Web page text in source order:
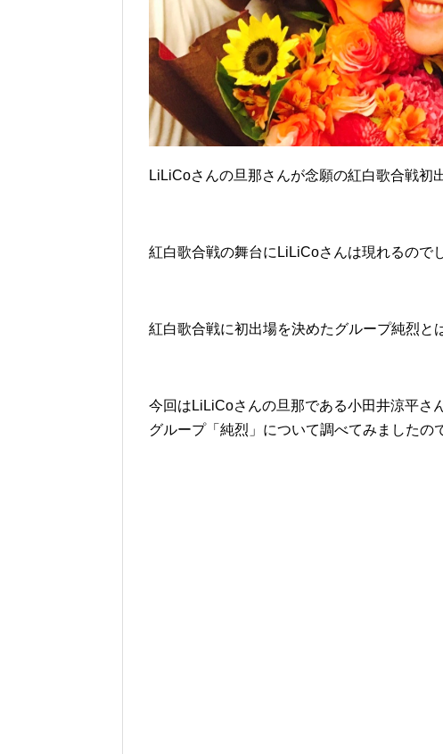
LiLiCoさんの旦那さんが念願の紅白歌合戦初
紅白歌合戦の舞台にLiLiCoさんは現れるので
紅白歌合戦に初出場を決めたグループ純烈と
今回はLiLiCoさんの旦那である小田井涼平さ
グループ「純烈」について調べてみましたの